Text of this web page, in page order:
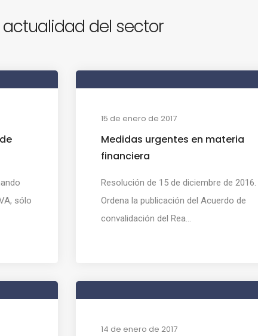
del sector
sólo
15 de enero de 2017
Medidas urgentes en materia
financiera
Resolución de 15 de diciembre de 2016.
Ordena la publicación del Acuerdo de
convalidación del Rea...
14 de enero de 2017